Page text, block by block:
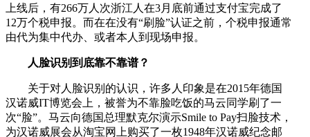
上线后，有266万人次浙江人在3月底前通过支付宝完成了
12万个税申报。而在在没有“刷脸”认证之前，个税申报通常
由代为集中代办、或者本人到现场申报。
人脸识别到底靠不靠谱？
关于对人脸识别的认识，许多人印象是在2015年德国
汉诺威IT博览会上，被誉为不靠脸吃饭的马云同学刷了一
次“脸”。马云向德国总理默克尔演示Smile to Pay扫脸技术，
为汉诺威展会从淘宝网上购买了一枚1948年汉诺威纪念邮